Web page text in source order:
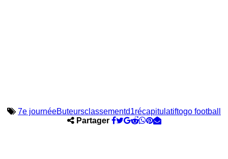
7e journéeButeursclassementd1récapitulatiftogo football
Partager